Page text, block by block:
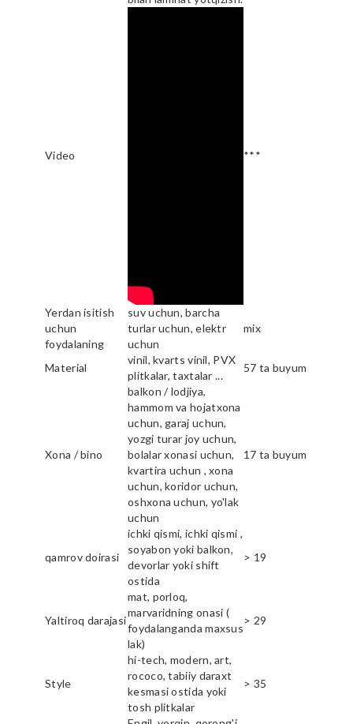
Video ***
Yerdan isitish
uchun
foydalaning
suv uchun, barcha
turlar uchun, elektr
uchun
mix
Material
vinil, kvarts vinil, PVX
plitkalar, taxtalar ...
57 ta buyum
Xona / bino
balkon / lodjiya,
hammom va hojatxona
uchun, garaj uchun,
yozgi turar joy uchun,
bolalar xonasi uchun,
kvartira uchun , xona
uchun, koridor uchun,
oshxona uchun, yo'lak
uchun
17 ta buyum
qamrov doirasi
ichki qismi, ichki qismi ,
soyabon yoki balkon,
devorlar yoki shift
ostida
> 19
Yaltiroq darajasi
mat, porloq,
marvaridning onasi (
foydalanganda maxsus
lak)
> 29
Style
hi-tech, modern, art,
rococo, tabiiy daraxt
kesmasi ostida yoki
tosh plitkalar
> 35